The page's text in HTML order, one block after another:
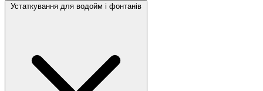
Устаткування для водойм і фонтанів